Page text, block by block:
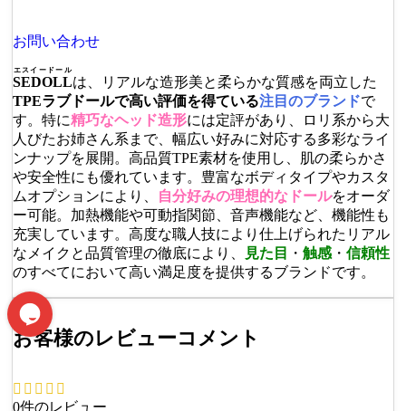
お問い合わせ
SEDOLL
エスイードール
は、リアルな造形美と柔らかな質感を両立した
TPEラブドールで高い評価を得ている注目のブランドで
す。特に精巧なヘッド造形には定評があり、ロリ系から大
人びたお姉さん系まで、幅広い好みに対応する多彩なライ
ンナップを展開。高品質TPE素材を使用し、肌の柔らかさ
や安全性にも優れています。豊富なボディタイプやカスタ
ムオプションにより、
自分好みの理想的なドールをオーダ
ー可能。加熱機能や可動指関節、音声機能など、機能性も
充実しています。高度な職人技により仕上げられたリアル
なメイクと品質管理の徹底により、
見た目 ・ 触感 ・ 信頼性
のすべてにおいて高い満足度を提供するブランドです。
お客様のレビューコメント
0件のレビュー